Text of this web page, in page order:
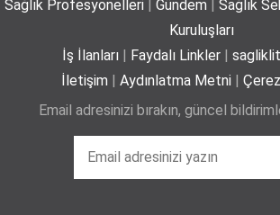
Plajda kalp sağlığı için 5 önemli
25-06-2026
Sağlık Profesyonelleri| Gündem Sağlık
Kuruluşları
İş İlanları
Faydalı Linkler
İletişim
Aydınlatma Metni|
Email adresinizi bırakın, güncel